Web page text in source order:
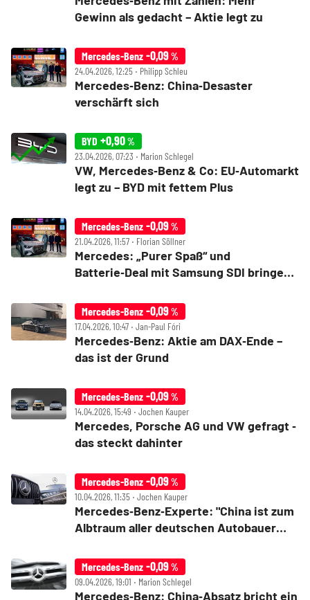
Gewinn als gedacht – Aktie legt zu
Mercedes-Benz -0,09%
24.04.2026, 12:25 ‧ Philipp Schleu
Mercedes‑Benz: China‑Desaster
verschärft sich
BYD +0,90%
23.04.2026, 07:23 ‧ Marion Schlegel
VW, Mercedes‑Benz & Co: EU‑Automarkt
legt zu – BYD mit fettem Plus
Mercedes-Benz -0,09%
21.04.2026, 11:57 ‧ Florian Söllner
Mercedes: „Purer Spaß“ und
Batterie‑Deal mit Samsung SDI bringen
Mercedes-Benz -0,09%
17.04.2026, 10:47 ‧ Jan-Paul Fóri
Mercedes‑Benz: Aktie am DAX‑Ende –
das ist der Grund
Mercedes-Benz -0,09%
14.04.2026, 15:49 ‧ Jochen Kauper
Mercedes, Porsche AG und VW gefragt ‑
das steckt dahinter
Mercedes-Benz -0,09%
10.04.2026, 11:35 ‧ Jochen Kauper
Mercedes‑Benz‑Experte: "China ist zum
Albtraum aller deutschen Autobauer
Mercedes-Benz -0,09%
09.04.2026, 19:01 ‧ Marion Schlegel
Mercedes‑Benz: China‑Absatz bricht ein